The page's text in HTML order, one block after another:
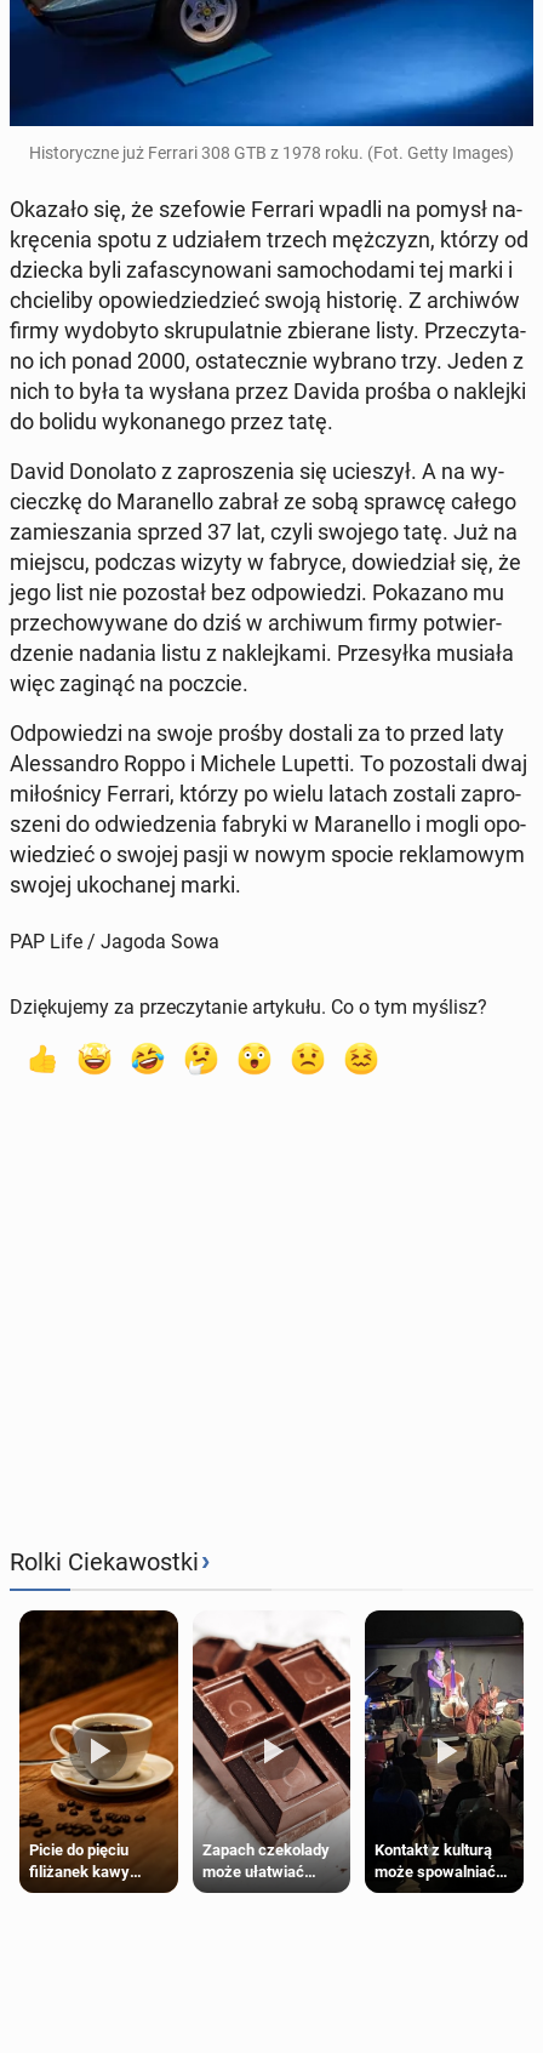
Hi­sto­rycz­ne już Ferrari 308 GTB z 1978 roku. (Fot. Getty Images)
Okazało się, że sze­fo­wie Ferrari wpadli na pomysł na­
krę­ce­nia spotu z udzia­łem trzech męż­czyzn, którzy od
dziecka byli za­fa­scy­no­wa­ni sa­mo­cho­da­mi tej marki i
chcie­li­by opo­wie­dzie­dzieć swoją hi­sto­rię. Z ar­chi­wów
firmy wy­do­by­to skru­pu­lat­nie zbie­ra­ne listy. Prze­czy­ta­
no ich ponad 2000, osta­tecz­nie wybrano trzy. Jeden z
nich to była ta wysłana przez Davida prośba o na­klej­ki
do bolidu wy­ko­na­ne­go przez tatę.
David Do­no­la­to z za­pro­sze­nia się ucie­szył. A na wy­
ciecz­kę do Ma­ra­nel­lo zabrał ze sobą sprawcę całego
za­mie­sza­nia sprzed 37 lat, czyli swojego tatę. Już na
miejscu, podczas wizyty w fabryce, do­wie­dział się, że
jego list nie po­zo­stał bez od­po­wie­dzi. Po­ka­za­no mu
prze­cho­wy­wa­ne do dziś w ar­chi­wum firmy po­twier­
dze­nie nadania listu z na­klej­ka­mi. Prze­sył­ka musiała
więc zaginąć na poczcie.
Od­po­wie­dzi na swoje prośby dostali za to przed laty
Ales­san­dro Roppo i Michele Lupetti. To po­zo­sta­li dwaj
mi­ło­śni­cy Ferrari, którzy po wielu latach zostali za­pro­
sze­ni do od­wie­dze­nia fabryki w Ma­ra­nel­lo i mogli opo­
wie­dzieć o swojej pasji w nowym spocie re­kla­mo­wym
swojej uko­cha­nej marki.
PAP Life / Jagoda Sowa
Dziękujemy za przeczytanie artykułu. Co o tym myślisz?
Rolki Ciekawostki›
Picie do pięciu
filiżanek kawy
dziennie jest
Zapach czekolady
może ułatwiać
trening siłowy
Kontakt z kulturą
może spowalniać
starzenie